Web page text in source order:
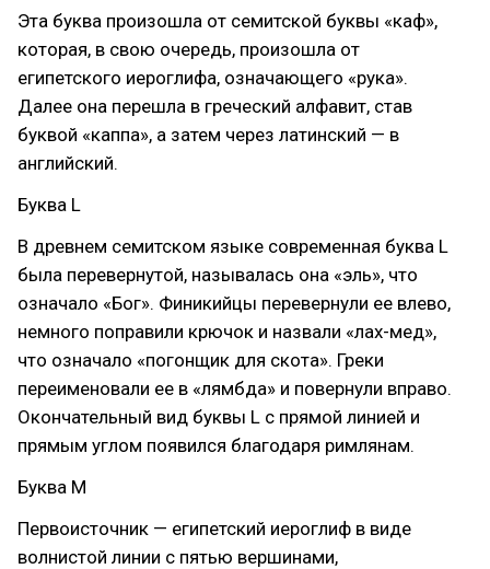
Эта буква произошла от семитской буквы «каф»,
которая, в свою очередь, произошла от
египетского иероглифа, означающего «рука».
Далее она перешла в греческий алфавит, став
буквой «каппа», а затем через латинский — в
английский.
Буква L
В древнем семитском языке современная буква L
была перевернутой, называлась она «эль», что
означало «Бог». Финикийцы перевернули ее влево,
немного поправили крючок и назвали «лах-мед»,
что означало «погонщик для скота». Греки
переименовали ее в «лямбда» и повернули вправо.
Окончательный вид буквы L с прямой линией и
прямым углом появился благодаря римлянам.
Буква M
Первоисточник — египетский иероглиф в виде
волнистой линии с пятью вершинами,